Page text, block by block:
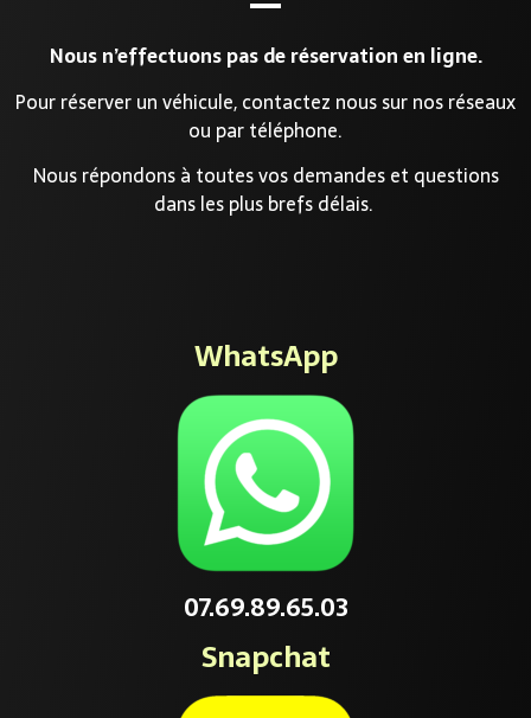
Nous n’effectuons pas de réservation en ligne.
Pour réserver un véhicule, contactez nous sur nos réseaux
ou par téléphone.
Nous répondons à toutes vos demandes et questions
dans les plus brefs délais.
WhatsApp
07.69.89.65.03
Snapchat